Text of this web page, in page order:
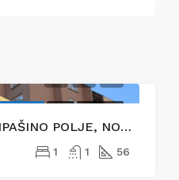
DVOSOBAN STAN, ALIPAŠINO POLJE, NOVI GRAD
1 1 56